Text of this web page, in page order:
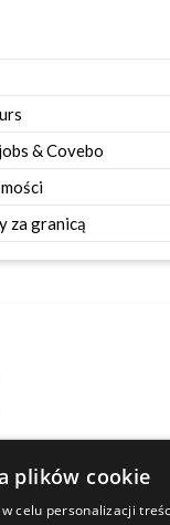
& Covebo
za granicą
plików cookie
celu personalizacji